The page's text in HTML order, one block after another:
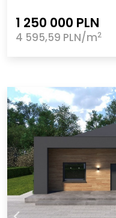
1 250 000 PLN
4 595,59 PLN/m2